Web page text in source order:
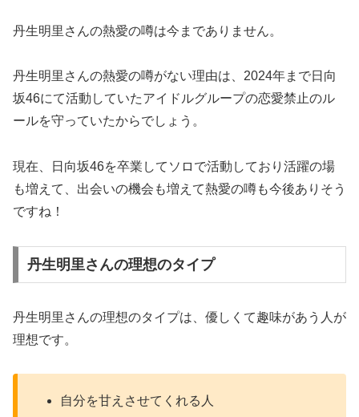
丹生明里さんの熱愛の噂は今までありません。
丹生明里さんの熱愛の噂がない理由は、2024年まで日向
坂46にて活動していたアイドルグループの恋愛禁止のル
ールを守っていたからでしょう。
現在、日向坂46を卒業してソロで活動しており活躍の場
も増えて、出会いの機会も増えて熱愛の噂も今後ありそう
ですね！
丹生明里さんの理想のタイプ
丹生明里さんの理想のタイプは、優しくて趣味があう人が
理想です。
自分を甘えさせてくれる人